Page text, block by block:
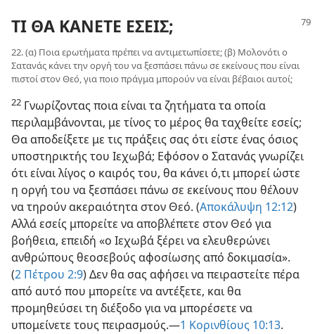
ΤΙ ΘΑ ΚΑΝΕΤΕ ΕΣΕΙΣ;
22. (α) Ποια ερωτήματα πρέπει να αντιμετωπίσετε; (β) Μολονότι ο
Σατανάς κάνει την οργή του να ξεσπάσει πάνω σε εκείνους που είναι
πιστοί στον Θεό, για ποιο πράγμα μπορούν να είναι βέβαιοι αυτοί;
22 Γνωρίζοντας ποια είναι τα ζητήματα τα οποία
περιλαμβάνονται, με τίνος το μέρος θα ταχθείτε εσείς;
Θα αποδείξετε με τις πράξεις σας ότι είστε ένας όσιος
υποστηρικτής του Ιεχωβά; Εφόσον ο Σατανάς γνωρίζει
ότι είναι λίγος ο καιρός του, θα κάνει ό,τι μπορεί ώστε
η οργή του να ξεσπάσει πάνω σε εκείνους που θέλουν
να τηρούν ακεραιότητα στον Θεό. (Αποκάλυψη 12:12)
Αλλά εσείς μπορείτε να αποβλέπετε στον Θεό για
βοήθεια, επειδή «ο Ιεχωβά ξέρει να ελευθερώνει
ανθρώπους θεοσεβούς αφοσίωσης από δοκιμασία».
(2 Πέτρου 2:9) Δεν θα σας αφήσει να πειραστείτε πέρα
από αυτό που μπορείτε να αντέξετε, και θα
προμηθεύσει τη διέξοδο για να μπορέσετε να
υπομείνετε τους πειρασμούς.—1 Κορινθίους 10:13.